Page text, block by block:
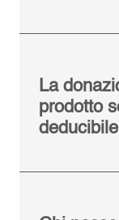
La
prodotto